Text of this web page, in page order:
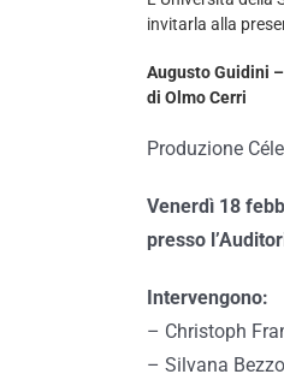
invitarla alla
Augusto Guidini
di Olmo Cerri
Produzione
Venerdì 18
presso
Intervengono:
– Christoph
– Silvana